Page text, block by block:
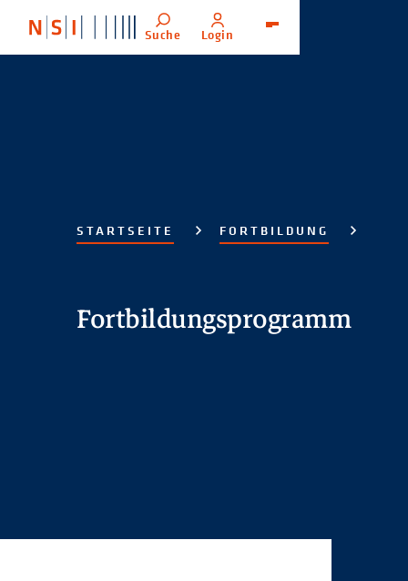
Suche Login
STARTSEITE FORTBILDUNG
Fortbildungsprogramm